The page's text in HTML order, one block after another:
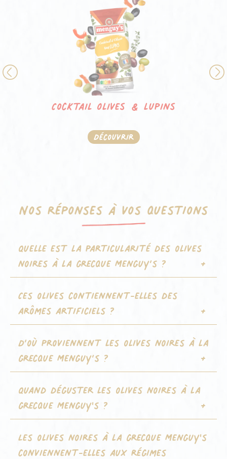
Cocktail Olives & lupins
Découvrir
Previous
Nos réponses à vos questions
Quelle est la particularité des olives
noires à la grecque Menguy’s ?
Ces olives contiennent-elles des
arômes artificiels ?
D’où proviennent les olives noires à la
grecque Menguy’s ?
Quand déguster les olives noires à la
grecque Menguy's ?
Les olives noires à la grecque Menguy's
conviennent-elles aux régimes